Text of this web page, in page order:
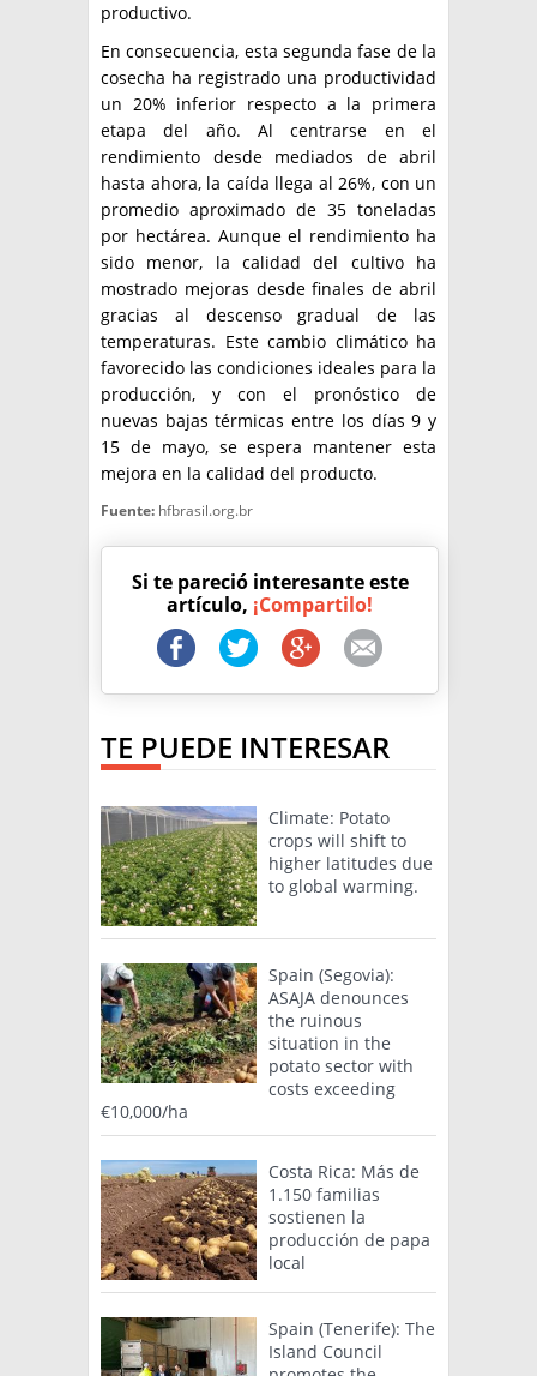
productivo.
En consecuencia, esta segunda fase de la
cosecha ha registrado una productividad
un 20% inferior respecto a la primera
etapa del año. Al centrarse en el
rendimiento desde mediados de abril
hasta ahora, la caída llega al 26%, con un
promedio aproximado de 35 toneladas
por hectárea. Aunque el rendimiento ha
sido menor, la calidad del cultivo ha
mostrado mejoras desde finales de abril
gracias al descenso gradual de las
temperaturas. Este cambio climático ha
favorecido las condiciones ideales para la
producción, y con el pronóstico de
nuevas bajas térmicas entre los días 9 y
15 de mayo, se espera mantener esta
mejora en la calidad del producto.
Fuente: hfbrasil.org.br
Si te pareció interesante este
artículo, ¡Compartilo!
TE PUEDE INTERESAR
Climate: Potato
crops will shift to
higher latitudes due
to global warming.
Spain (Segovia):
ASAJA denounces
the ruinous
situation in the
potato sector with
costs exceeding
€10,000/ha
Costa Rica: Más de
1.150 familias
sostienen la
producción de papa
local
Spain (Tenerife): The
Island Council